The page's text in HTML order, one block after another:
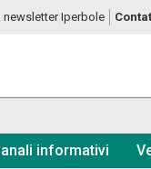
newsletter Iperbole
informativi